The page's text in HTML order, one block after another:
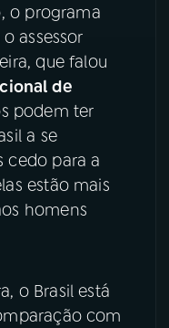
o programa
assessor
que falou
de
podem ter
a se
cedo para a
estão mais
homens
o Brasil está
com